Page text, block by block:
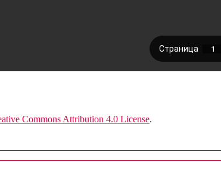
Commons Attribution 4.0 License.